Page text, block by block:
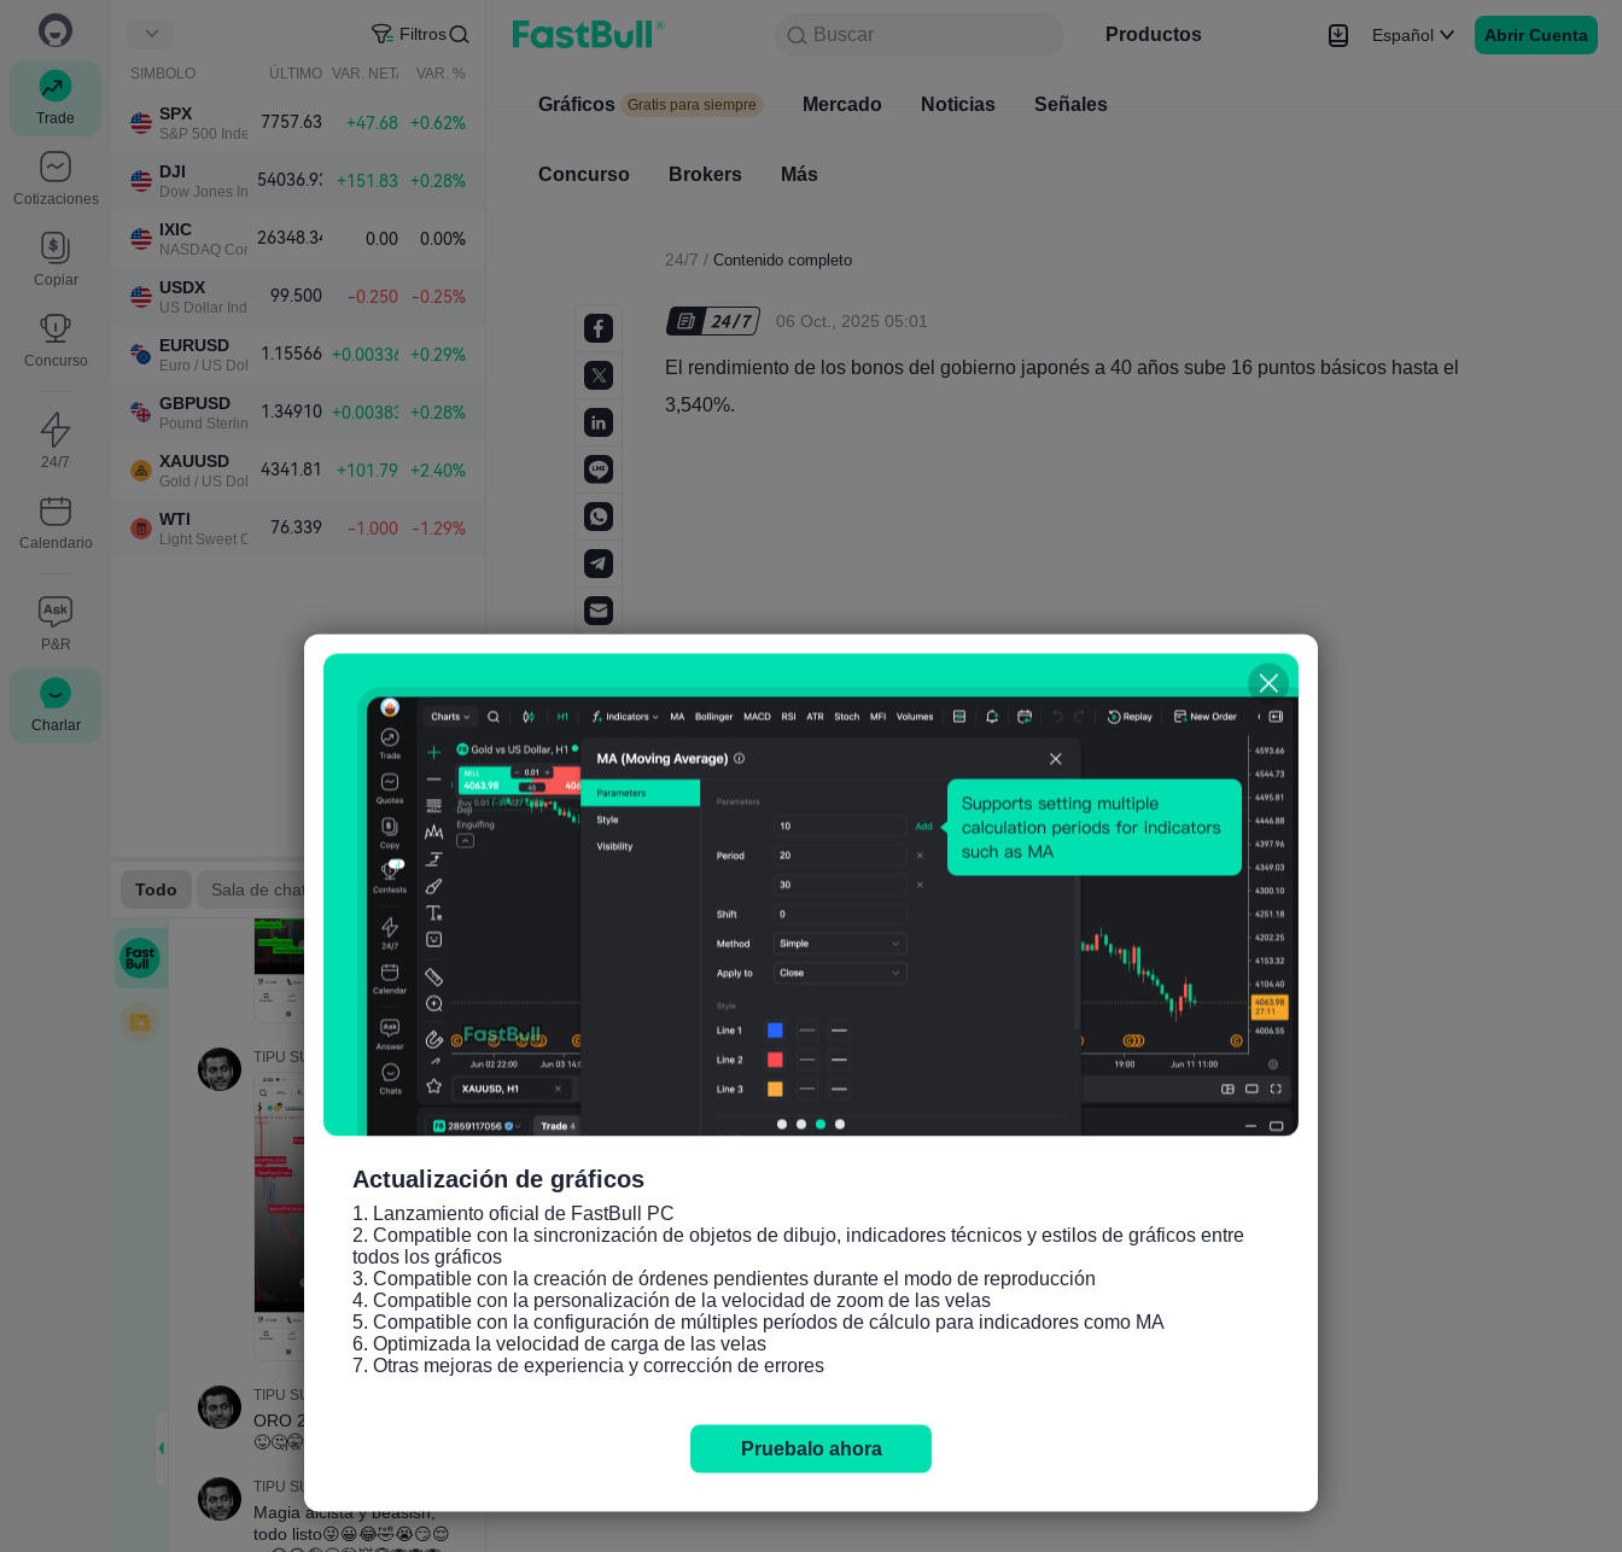
Trade
Cotizaciones
Copiar
Concurso
24/7
Calendario
P&R
Charlar
Filtros
SIMBOLO ÚLTIMO VAR. NETA VAR. %
SPX
S&P 500 Index
7757.63 +47.68 +0.62%
DJI
Dow Jones Industrial Average
54036.93 +151.83 +0.28%
IXIC
NASDAQ Composite Index
26348.34 0.00 0.00%
USDX
US Dollar Index
99.500 -0.250 -0.25%
EURUSD
Euro / US Dollar
1.15566 +0.00336 +0.29%
GBPUSD
Pound Sterling / US Dollar
1.34910 +0.00383 +0.28%
XAUUSD
Gold / US Dollar
4341.81 +101.79 +2.40%
WTI
Light Sweet Crude Oil
76.339 -1.000 -1.29%
Buscar Productos
Gráficos Gratis para siempre Mercado Noticias
Español Abrir Cuenta
Buscar
Productos
Gráficos Gratis para siempre Mercado Noticias Señales
Concurso Brokers Más
24/7 / Contenido completo
06 Oct., 2025 05:01
El rendimiento de los bonos del gobierno japonés a 40 años sube 16 puntos básicos hasta el
3,540%.
Actualización de gráficos
1. Lanzamiento oficial de FastBull PC
2. Compatible con la sincronización de objetos de dibujo, indicadores técnicos y estilos de gráficos entre
todos los gráficos
3. Compatible con la creación de órdenes pendientes durante el modo de reproducción
4. Compatible con la personalización de la velocidad de zoom de las velas
5. Compatible con la configuración de múltiples períodos de cálculo para indicadores como MA
6. Optimizada la velocidad de carga de las velas
7. Otras mejoras de experiencia y corrección de errores
Pruebalo ahora